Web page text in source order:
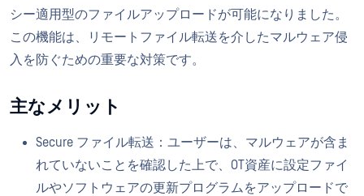
シー適用型のファイルアップロードが可能になりました。
この機能は、リモートファイル転送を介したマルウェア侵
入を防ぐための重要な対策です。
主なメリット
Secure ファイル転送：ユーザーは、マルウェアが含ま
れていないことを確認した上で、OT資産に設定ファイ
ルやソフトウェアの更新プログラムをアップロードで